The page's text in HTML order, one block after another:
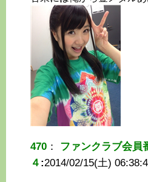
470 ： ファンクラブ会員
４ :2014/02/15(土)